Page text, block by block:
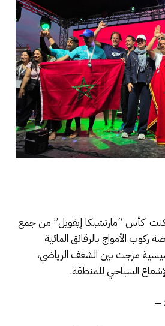
كأس “مارتشيكا إيفويل” من جمع
ركوب الأمواج بالرقائق المائية
مزجت بين الشغف الرياضي،
السياحي للمنطقة.